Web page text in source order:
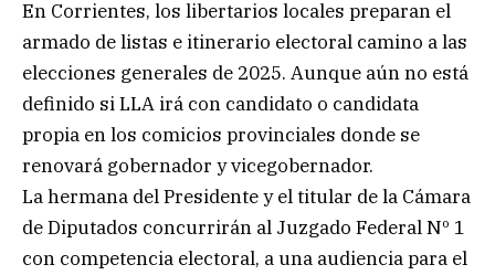
En Corrientes, los libertarios locales preparan el
armado de listas e itinerario electoral camino a las
elecciones generales de 2025. Aunque aún no está
definido si LLA irá con candidato o candidata
propia en los comicios provinciales donde se
renovará gobernador y vicegobernador.
La hermana del Presidente y el titular de la Cámara
de Diputados concurrirán al Juzgado Federal Nº 1
con competencia electoral, a una audiencia para el